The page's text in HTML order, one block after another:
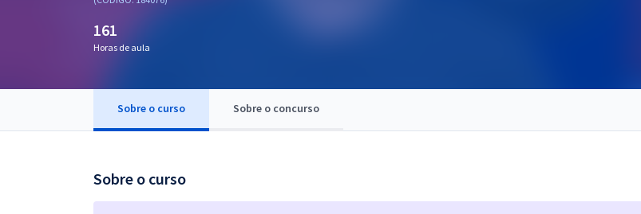
OAB
161
Horas de aula
Sobre o curso Sobre o concurso
Sobre o curso